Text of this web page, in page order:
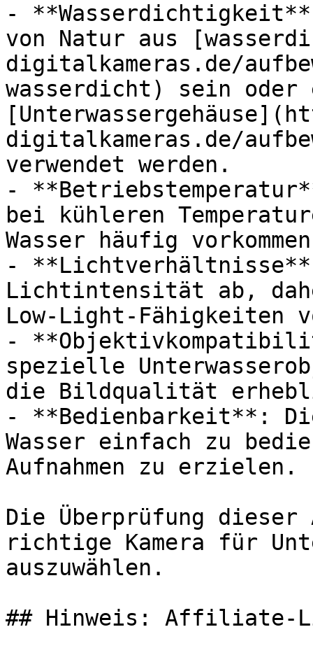
- **Wasserdichtigkeit**:
von Natur aus
digitalkameras.de/
wasserdicht) sein oder
digitalkameras.de/
verwendet werden.
-
bei kühleren
Wasser häufig
-
Lichtintensität ab,
Low-Light-Fähigkeiten
-
spezielle
die Bildqualität
- **Bedienbarkeit**:
Wasser einfach zu
Aufnahmen zu erzielen.
Die Überprüfung
richtige Kamera für
auszuwählen.
## Hinweis: Affiliate-